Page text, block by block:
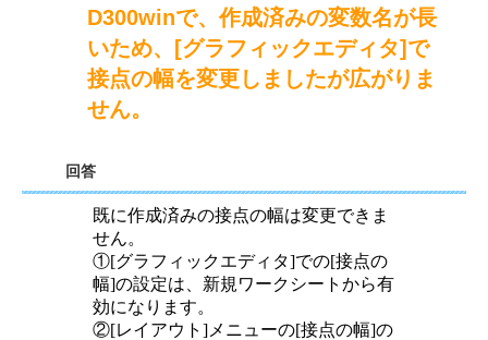
D300winで、作成済みの変数名が長
いため、[グラフィックエディタ]で
接点の幅を変更しましたが広がりま
せん。
回答
既に作成済みの接点の幅は変更できま
せん。
①[グラフィックエディタ]での[接点の
幅]の設定は、新規ワークシートから有
効になります。
②[レイアウト]メニューの[接点の幅]の